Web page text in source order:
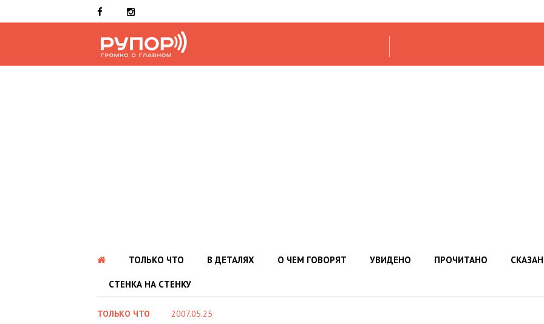
ТОЛЬКО ЧТО В ДЕТАЛЯХ О ЧЕМ ГОВОРЯТ УВИДЕНО ПРОЧИТАНО
СТЕНКА НА СТЕНКУ
ТОЛЬКО ЧТО 2007.05.25